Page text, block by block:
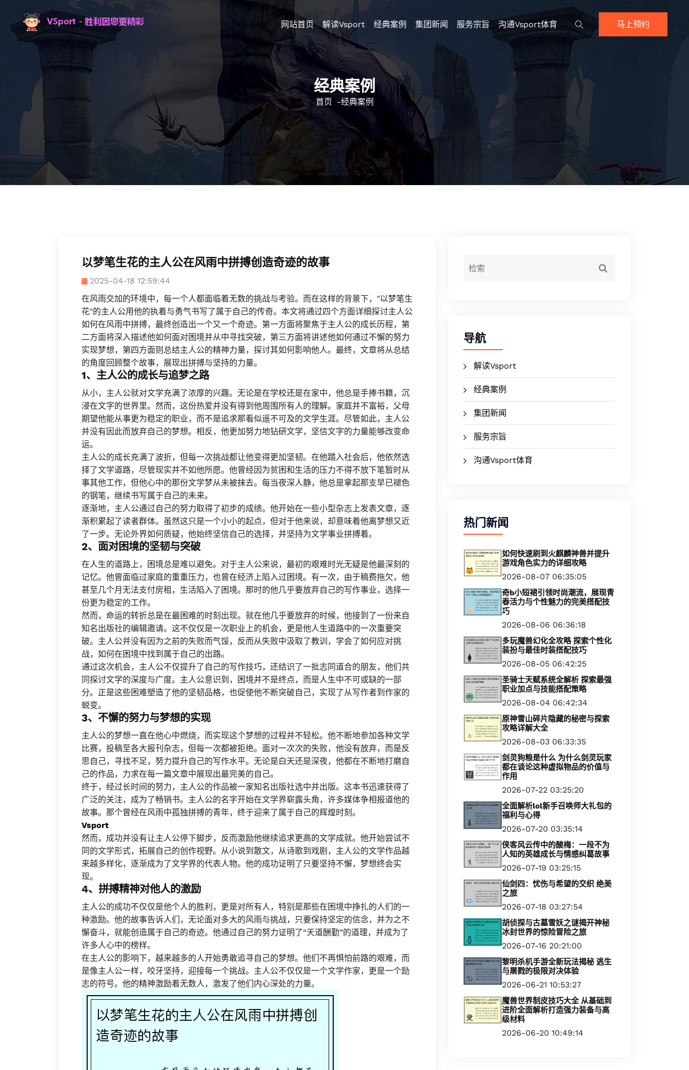
网站首页 解读Vsport 经典案例 集团新闻 服务宗旨 沟通Vsport体育 马上预约
经典案例
首页 -经典案例
以梦笔生花的主人公在风雨中拼搏创造奇迹的故事
2025-04-18 12:59:44
在风雨交加的环境中，每一个人都面临着无数的挑战与考验。而在这样的背景下，"以梦笔生
花"的主人公用他的执着与勇气书写了属于自己的传奇。本文将通过四个方面详细探讨主人公
如何在风雨中拼搏，最终创造出一个又一个奇迹。第一方面将聚焦于主人公的成长历程，第
二方面将深入描述他如何面对困境并从中寻找突破，第三方面将讲述他如何通过不懈的努力
实现梦想，第四方面则总结主人公的精神力量，探讨其如何影响他人。最终，文章将从总结
的角度回顾整个故事，展现出拼搏与坚持的力量。
1、主人公的成长与追梦之路
从小，主人公就对文学充满了浓厚的兴趣。无论是在学校还是在家中，他总是手捧书籍，沉
浸在文字的世界里。然而，这份热爱并没有得到他周围所有人的理解。家庭并不富裕，父母
期望他能从事更为稳定的职业，而不是追求那看似遥不可及的文学生涯。尽管如此，主人公
并没有因此而放弃自己的梦想。相反，他更加努力地钻研文学，坚信文字的力量能够改变命
运。
主人公的成长充满了波折，但每一次挑战都让他变得更加坚韧。在他踏入社会后，他依然选
择了文学道路，尽管现实并不如他所愿。他曾经因为贫困和生活的压力不得不放下笔暂时从
事其他工作，但他心中的那份文学梦从未被抹去。每当夜深人静，他总是拿起那支早已褪色
的钢笔，继续书写属于自己的未来。
逐渐地，主人公通过自己的努力取得了初步的成绩。他开始在一些小型杂志上发表文章，逐
渐积累起了读者群体。虽然这只是一个小小的起点，但对于他来说，却意味着他离梦想又近
了一步。无论外界如何质疑，他始终坚信自己的选择，并坚持为文学事业拼搏着。
2、面对困境的坚韧与突破
在人生的道路上，困境总是难以避免。对于主人公来说，最初的艰难时光无疑是他最深刻的
记忆。他曾面临过家庭的重重压力，也曾在经济上陷入过困境。有一次，由于稿费拖欠，他
甚至几个月无法支付房租，生活陷入了困境。那时的他几乎要放弃自己的写作事业，选择一
份更为稳定的工作。
然而，命运的转折总是在最困难的时刻出现。就在他几乎要放弃的时候，他接到了一份来自
知名出版社的编辑邀请。这不仅仅是一次职业上的机会，更是他人生道路中的一次重要突
破。主人公并没有因为之前的失败而气馁，反而从失败中汲取了教训，学会了如何应对挑
战，如何在困境中找到属于自己的出路。
通过这次机会，主人公不仅提升了自己的写作技巧，还结识了一批志同道合的朋友，他们共
同探讨文学的深度与广度。主人公意识到，困境并不是终点，而是人生中不可或缺的一部
分。正是这些困难塑造了他的坚韧品格，也促使他不断突破自己，实现了从写作者到作家的
蜕变。
3、不懈的努力与梦想的实现
主人公的梦想一直在他心中燃烧，而实现这个梦想的过程并不轻松。他不断地参加各种文学
比赛，投稿至各大报刊杂志，但每一次都被拒绝。面对一次次的失败，他没有放弃，而是反
思自己，寻找不足，努力提升自己的写作水平。无论是白天还是深夜，他都在不断地打磨自
己的作品，力求在每一篇文章中展现出最完美的自己。
终于，经过长时间的努力，主人公的作品被一家知名出版社选中并出版。这本书迅速获得了
广泛的关注，成为了畅销书。主人公的名字开始在文学界崭露头角，许多媒体争相报道他的
故事。那个曾经在风雨中孤独拼搏的青年，终于迎来了属于自己的辉煌时刻。
Vsport
然而，成功并没有让主人公停下脚步，反而激励他继续追求更高的文学成就。他开始尝试不
同的文学形式，拓展自己的创作视野。从小说到散文，从诗歌到戏剧，主人公的文学作品越
来越多样化，逐渐成为了文学界的代表人物。他的成功证明了只要坚持不懈，梦想终会实
现。
4、拼搏精神对他人的激励
主人公的成功不仅仅是他个人的胜利，更是对所有人，特别是那些在困境中挣扎的人们的一
种激励。他的故事告诉人们，无论面对多大的风雨与挑战，只要保持坚定的信念，并为之不
懈奋斗，就能创造属于自己的奇迹。他通过自己的努力证明了“天道酬勤”的道理，并成为了
许多人心中的榜样。
在主人公的影响下，越来越多的人开始勇敢追寻自己的梦想。他们不再惧怕前路的艰难，而
是像主人公一样，咬牙坚持，迎接每一个挑战。主人公不仅仅是一个文学作家，更是一个励
志的符号。他的精神激励着无数人，激发了他们内心深处的力量。
导航
解读Vsport
经典案例
集团新闻
服务宗旨
沟通Vsport体育
热门新闻
如何快速刷到火麒麟神兽并提升
游戏角色实力的详细攻略
2026-08-07 06:35:05
奇b小短裙引领时尚潮流，展现青
春活力与个性魅力的完美搭配技
巧
2026-08-06 06:36:18
多玩魔兽幻化全攻略 探索个性化
装扮与最佳时装搭配技巧
2026-08-05 06:42:25
圣骑士天赋系统全解析 探索最强
职业加点与技能搭配策略
2026-08-04 06:42:34
原神雪山碎片隐藏的秘密与探索
攻略详解大全
2026-08-03 06:33:35
剑灵狗粮是什么 为什么剑灵玩家
都在谈论这种虚拟物品的价值与
作用
2026-07-22 03:25:20
全面解析lol新手召唤师大礼包的
福利与心得
2026-07-20 03:35:14
侠客风云传中的酸梅：一段不为
人知的英雄成长与情感纠葛故事
2026-07-19 03:25:15
仙剑四：忧伤与希望的交织 绝美
之旅
2026-07-18 03:27:54
胡侦探与古墓雪妖之谜揭开神秘
冰封世界的惊险冒险之旅
2026-07-16 20:21:00
黎明杀机手游全新玩法揭秘 逃生
与屠戮的极限对决体验
2026-06-21 10:53:27
魔兽世界制皮技巧大全 从基础到
进阶全面解析打造强力装备与高
级材料
2026-06-20 10:49:14